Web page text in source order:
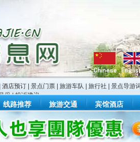
酒店预订 景点门票 旅游车队 旅行社 景点导游词
采|投诉建议
线路推荐 旅游交通 宾馆酒店